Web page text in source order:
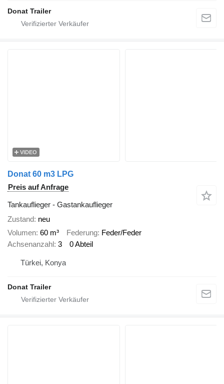
Donat Trailer
VIDEO
Donat 60 m3 LPG
Preis auf Anfrage
Tankauflieger - Gastankauflieger
Zustand neu
Volumen 60 m³ Federung Feder/Feder
Achsenanzahl 3 0 Abteil
Türkei, Konya
Donat Trailer